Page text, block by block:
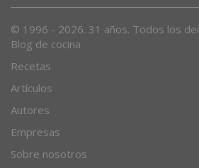
© 1996 - 2026. 31 años. Todos los
Blog de cocina
Recetas
Artículos
Autores
Empresas
Sobre nosotros